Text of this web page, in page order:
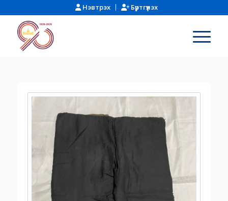
Нэвтрэх Бүртгүүлэх